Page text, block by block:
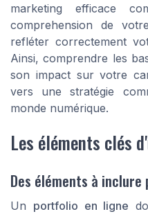
marketing efficace
comprehension de
refléter correctement
Ainsi, comprendre les
son impact sur votre
vers une stratégie
monde numérique.
Les éléments clés
Des éléments à
Un portfolio en ligne